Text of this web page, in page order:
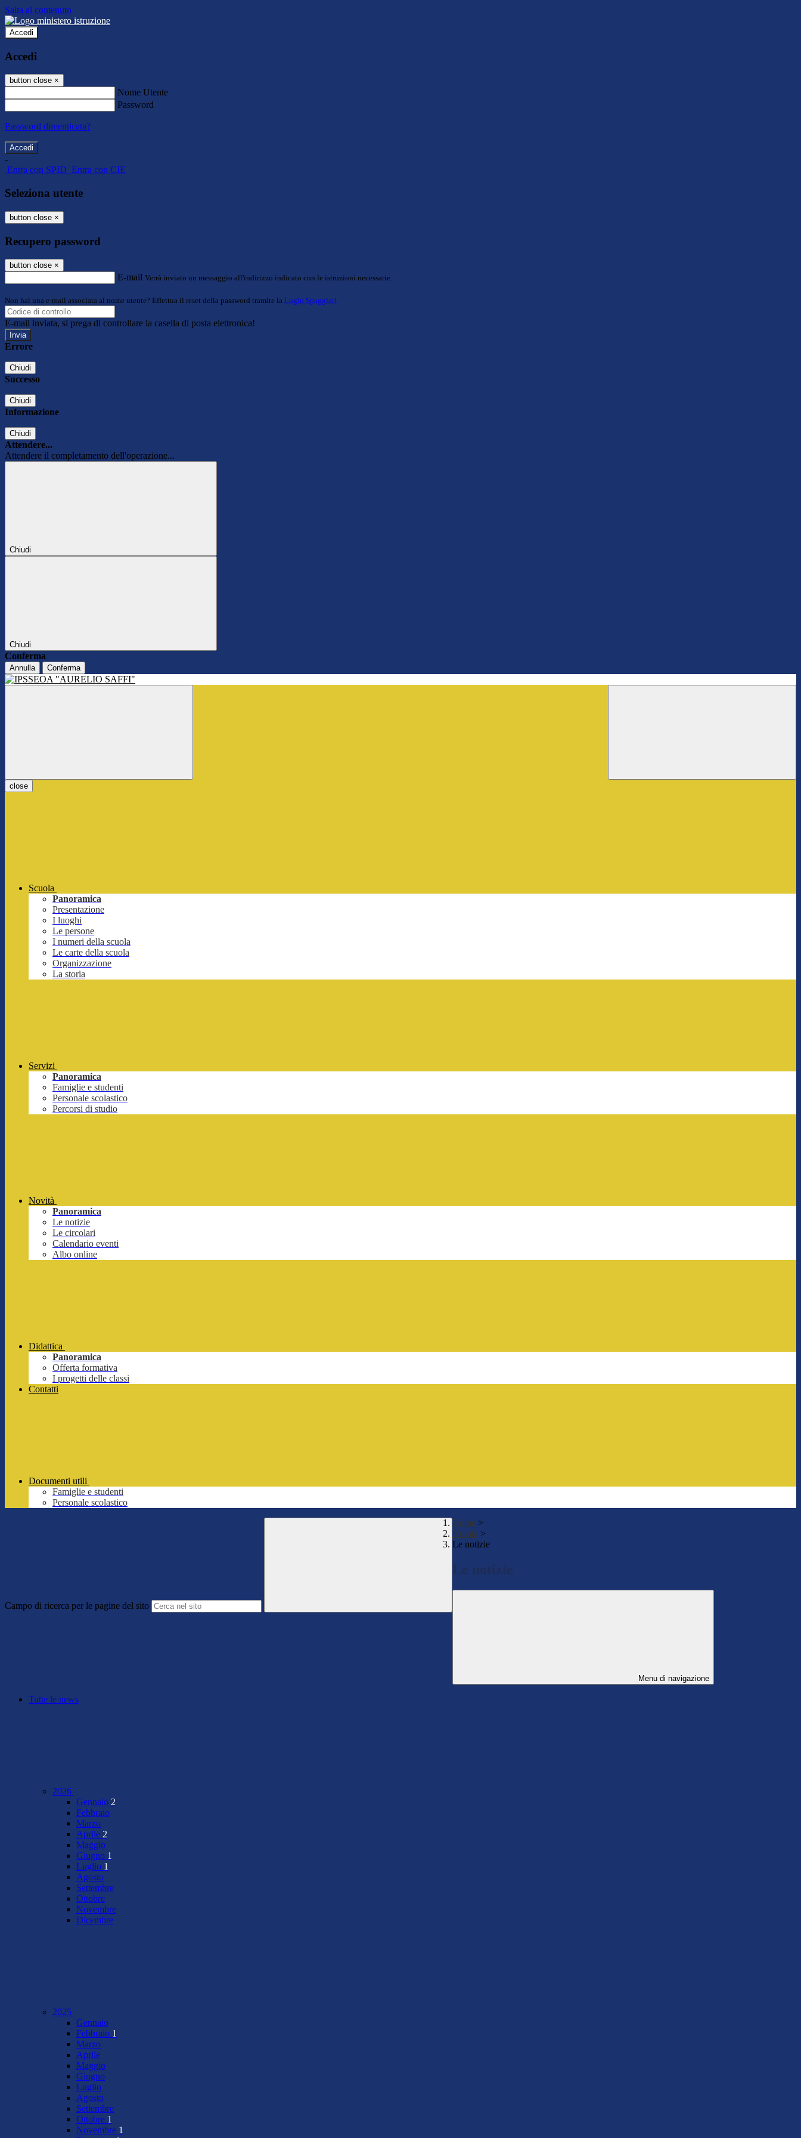
Salta al contenuto
Accedi
Accedi
button close ×
Nome Utente
Password
Password dimenticata?
-
Entra con SPID Entra con CIE
Seleziona utente
button close ×
Recupero password
button close ×
E-mail Verrà inviato un messaggio all'indirizzo indicato con le istruzioni necessarie.
Non hai una e-mail associata al nome utente? Effettua il reset della password tramite la Login Spaggiari
E-mail inviata, si prega di controllare la casella di posta elettronica!
Errore
Chiudi
Successo
Chiudi
Informazione
Chiudi
Attendere...
Attendere il completamento dell'operazione...
Chiudi
Chiudi
Conferma
Annulla Conferma
close
Scuola
Panoramica
Presentazione
I luoghi
Le persone
I numeri della scuola
Le carte della scuola
Organizzazione
La storia
Servizi
Panoramica
Famiglie e studenti
Personale scolastico
Percorsi di studio
Novità
Panoramica
Le notizie
Le circolari
Calendario eventi
Albo online
Didattica
Panoramica
Offerta formativa
I progetti delle classi
Contatti
Documenti utili
Famiglie e studenti
Personale scolastico
Campo di ricerca per le pagine del sito
Home >
Novità >
Le notizie
Le notizie
Menu di navigazione
Tutte le news
2026
Gennaio 2
Febbraio
Marzo
Aprile 2
Maggio
Giugno 1
Luglio 1
Agosto
Settembre
Ottobre
Novembre
Dicembre
2025
Gennaio
Febbraio 1
Marzo
Aprile
Maggio
Giugno
Luglio
Agosto
Settembre
Ottobre 1
Novembre 1